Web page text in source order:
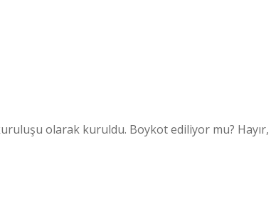
olarak kuruldu. Boykot ediliyor mu? Hayır,